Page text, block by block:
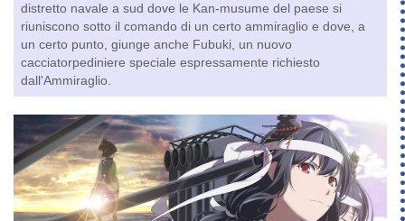
distretto navale a sud dove le Kan-musume del paese si
riuniscono sotto il comando di un certo ammiraglio e dove, a
un certo punto, giunge anche Fubuki, un nuovo
cacciatorpediniere speciale espressamente richiesto
dall'Ammiraglio.